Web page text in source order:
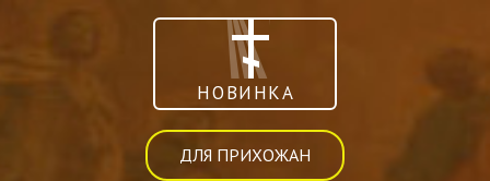
НОВИНКА
ДЛЯ ПРИХОЖАН